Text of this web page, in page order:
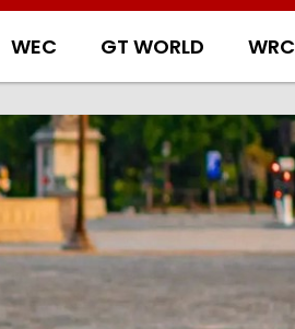
WEC GT WORLD WRC